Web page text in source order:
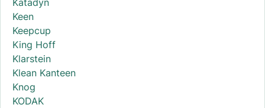
Keen
Keepcup
King Hoff
Klarstein
Klean Kanteen
Knog
KODAK